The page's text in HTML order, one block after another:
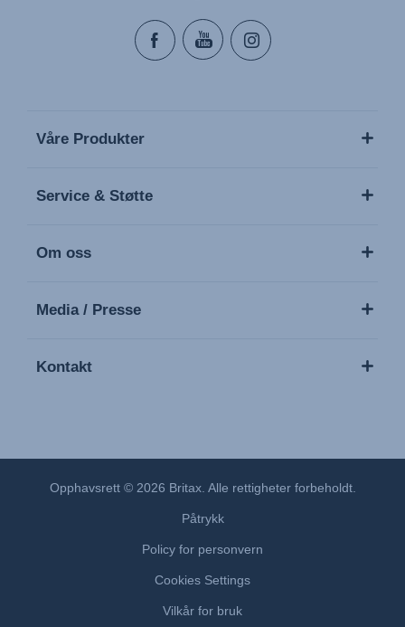
Våre Produkter
Service & Støtte
Om oss
Media / Presse
Kontakt
Opphavsrett © 2026 Britax. Alle rettigheter forbeholdt.
Påtrykk
Policy for personvern
Cookies Settings
Vilkår for bruk